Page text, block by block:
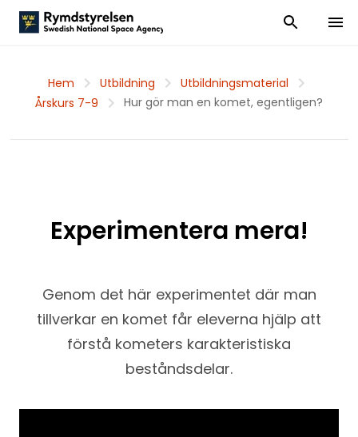
Visa och dölj
Visa
Hem Utbildning
Utbildningsmaterial
Årskurs 7-9
Hur gör man en komet, egentligen?
Experimentera mera!
Genom det här experimentet där man
tillverkar en komet får eleverna hjälp att
förstå kometers karakteristiska
beståndsdelar.